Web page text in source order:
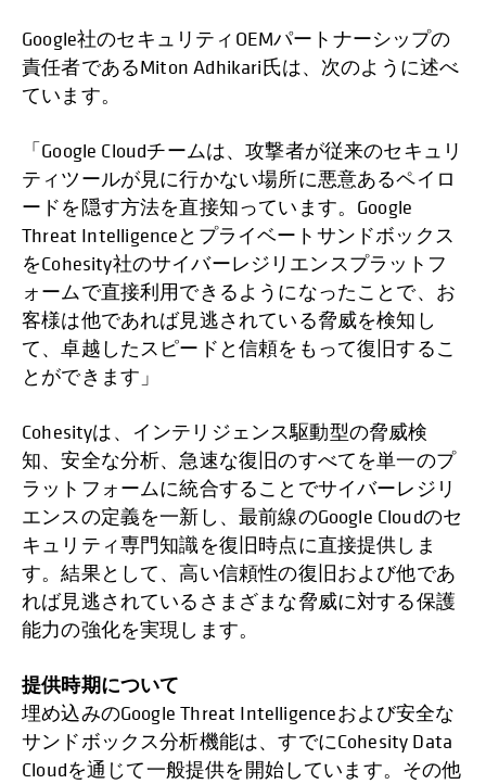
Google社のセキュリティOEMパートナーシップの
責任者であるMiton Adhikari氏は、次のように述べ
ています。
「Google Cloudチームは、攻撃者が従来のセキュリ
ティツールが見に行かない場所に悪意あるペイロ
ードを隠す方法を直接知っています。Google
Threat Intelligenceとプライベートサンドボックス
をCohesity社のサイバーレジリエンスプラットフ
ォームで直接利用できるようになったことで、お
客様は他であれば見逃されている脅威を検知し
て、卓越したスピードと信頼をもって復旧するこ
とができます」
Cohesityは、インテリジェンス駆動型の脅威検
知、安全な分析、急速な復旧のすべてを単一のプ
ラットフォームに統合することでサイバーレジリ
エンスの定義を一新し、最前線のGoogle Cloudのセ
キュリティ専門知識を復旧時点に直接提供しま
す。結果として、高い信頼性の復旧および他であ
れば見逃されているさまざまな脅威に対する保護
能力の強化を実現します。
提供時期について
埋め込みのGoogle Threat Intelligenceおよび安全な
サンドボックス分析機能は、すでにCohesity Data
Cloudを通じて一般提供を開始しています。その他